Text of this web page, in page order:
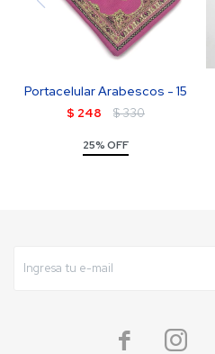
Portacelular Arabescos - 15
$ 248 $330
25% OFF
 